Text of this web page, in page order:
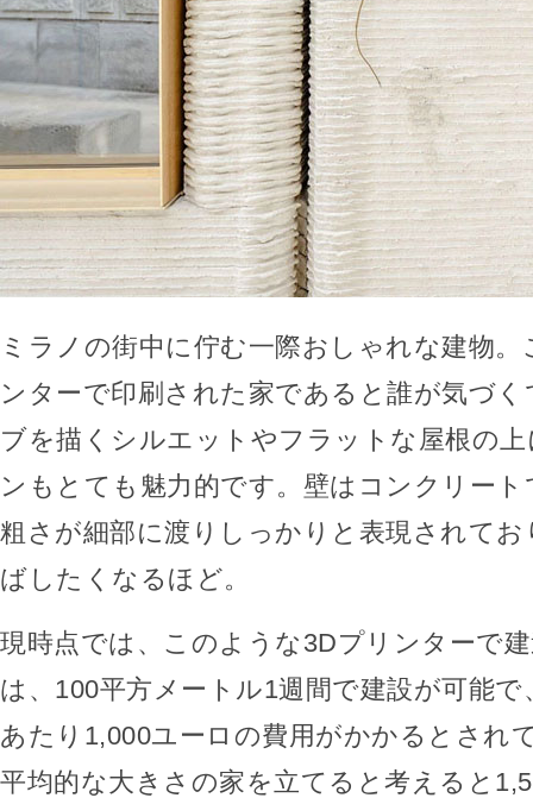
ミラノの街中に佇む一際おしゃれな建物
ンターで印刷された家であると誰が気づ
ブを描くシルエットやフラットな屋根の
ンもとても魅力的です。壁はコンクリー
粗さが細部に渡りしっかりと表現されて
ばしたくなるほど。
現時点では、このような3Dプリンターで
は、100平方メートル1週間で建設が可能
あたり1,000ユーロの費用がかかるとされ
平均的な大きさの家を立てると考えると